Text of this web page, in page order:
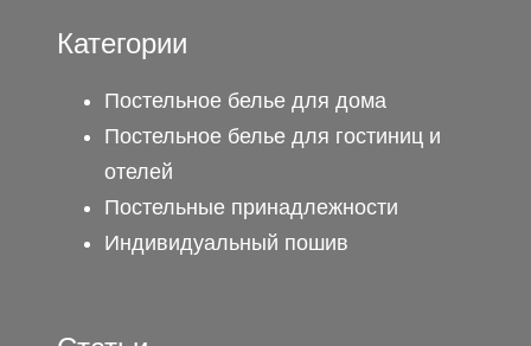
Категории
Постельное белье для дома
Постельное белье для гостиниц и
отелей
Постельные принадлежности
Индивидуальный пошив